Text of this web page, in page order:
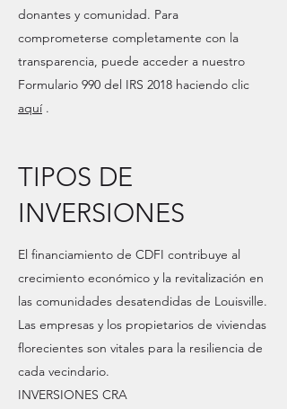
donantes y comunidad. Para
comprometerse completamente con la
transparencia, puede acceder a nuestro
Formulario 990 del IRS 2018 haciendo clic
aquí .
TIPOS DE
INVERSIONES
El financiamiento de CDFI contribuye al
crecimiento económico y la revitalización en
las comunidades desatendidas de Louisville.
Las empresas y los propietarios de viviendas
florecientes son vitales para la resiliencia de
cada vecindario.
INVERSIONES CRA